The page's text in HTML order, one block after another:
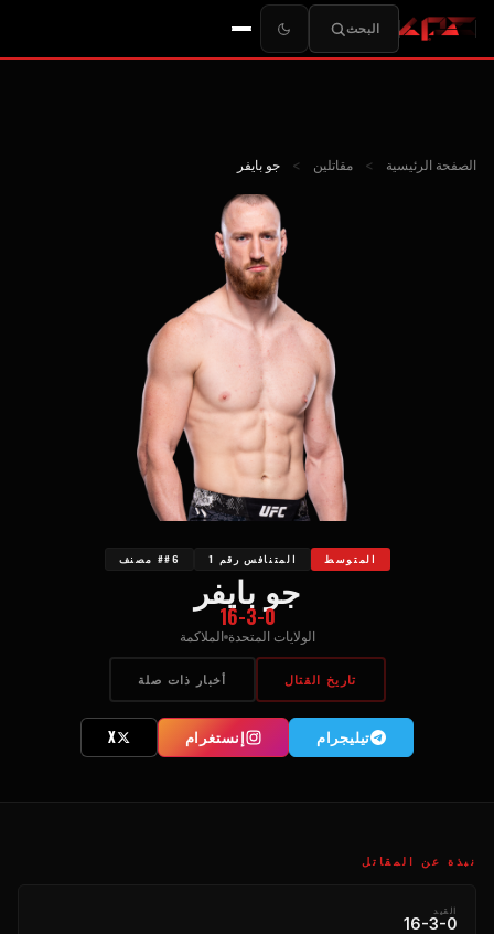
البحث
الصفحة الرئيسية > مقاتلين > جو بايفر
المتوسط المتنافس رقم 1 ##6 مصنف
جو بايفر
16-3-0
الولايات المتحدة الملاكمة
تاريخ القتال أخبار ذات صلة
تیلیجرام إنستغرام X
نبذة عن المقاتل
القيد
16-3-0